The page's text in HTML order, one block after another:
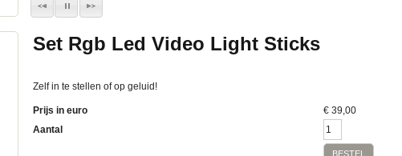
Set Rgb Led Video Light Sticks
Zelf in te stellen of op geluid!
Prijs in euro € 39,00
Aantal
BESTEL